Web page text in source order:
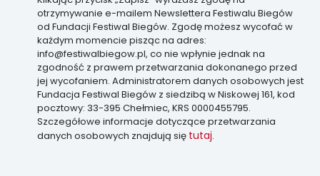
otrzymywanie e-mailem Newslettera Festiwalu Biegów
od Fundacji Festiwal Biegów. Zgodę możesz wycofać w
każdym momencie pisząc na adres:
info@festiwalbiegow.pl, co nie wpłynie jednak na
zgodność z prawem przetwarzania dokonanego przed
jej wycofaniem. Administratorem danych osobowych jest
Fundacja Festiwal Biegów z siedzibą w Niskowej 161, kod
pocztowy: 33-395 Chełmiec, KRS 0000455795.
Szczegółowe informacje dotyczące przetwarzania
danych osobowych znajdują się tutaj.